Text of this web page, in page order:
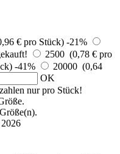
€ pro Stück) -21%
2500 (0,78 € pro
-41%
20000 (0,64
OK
nurpro Stück!